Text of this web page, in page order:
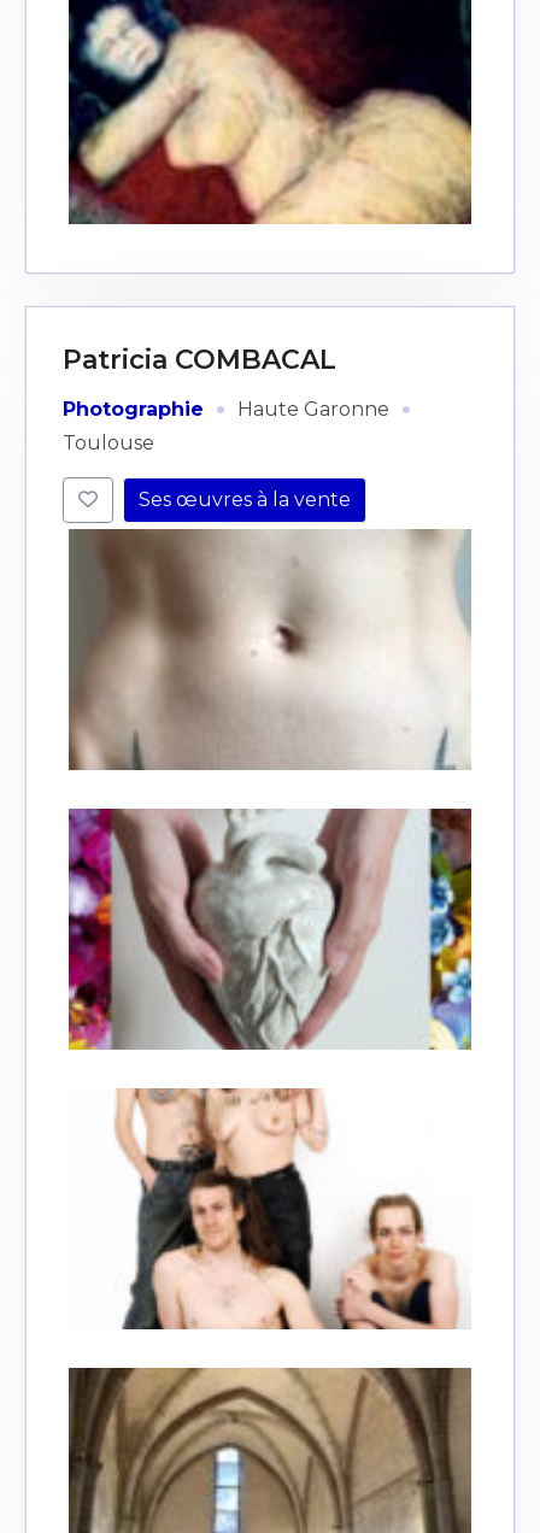
Adresse email*
Statut / Organisation
J'accepte lestermes et conditions
* Champ obligatoire
Nom
Prénom
Statut / Organisation
J'accepte les termes et conditions
* Champ obligatoire
Patricia COMBACAL
Photographie · Haute Garonne ·
Toulouse
Ses œuvres à la vente